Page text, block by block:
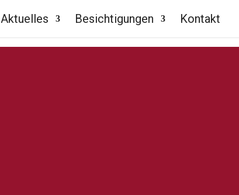
Aktuelles Besichtigungen Kontakt